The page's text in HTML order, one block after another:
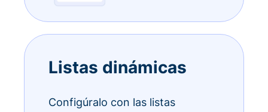
Listas dinámicas
Configúralo con las listas